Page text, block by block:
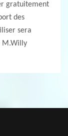
gratuitement
des
sera
M.Willy